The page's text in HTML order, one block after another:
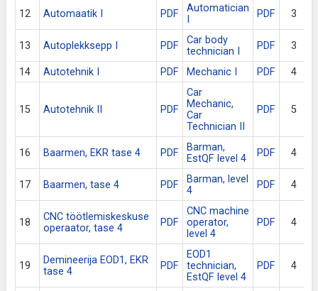
12 Automaatik I PDF
Automatician
PDF 3
13 Autoplekksepp I PDF
Car body
technician I
PDF 3
14 Autotehnik I PDF Mechanic I PDF 4
15 Autotehnik II PDF
Car
Mechanic,
Car
Technician II
PDF 5
16 Baarmen, EKR tase 4 PDF
Barman,
EstQF level 4
PDF 4
17 Baarmen, tase 4 PDF
Barman, level
4
PDF 4
18
CNC töötlemiskeskuse
operaator, tase 4
PDF
CNC machine
operator,
level 4
PDF 4
19
Demineerija EOD1, EKR
tase 4
PDF
EOD1
technician,
EstQF level 4
PDF 4